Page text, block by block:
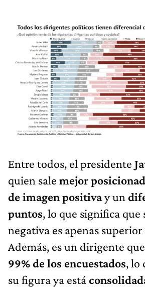
Entre todos, el presidente
quien sale mejor
de imagen positivay un
puntos, lo que significa que
negativa es apenas
Además, es un dirigente que
99% de los encuestados, lo
su figura ya está